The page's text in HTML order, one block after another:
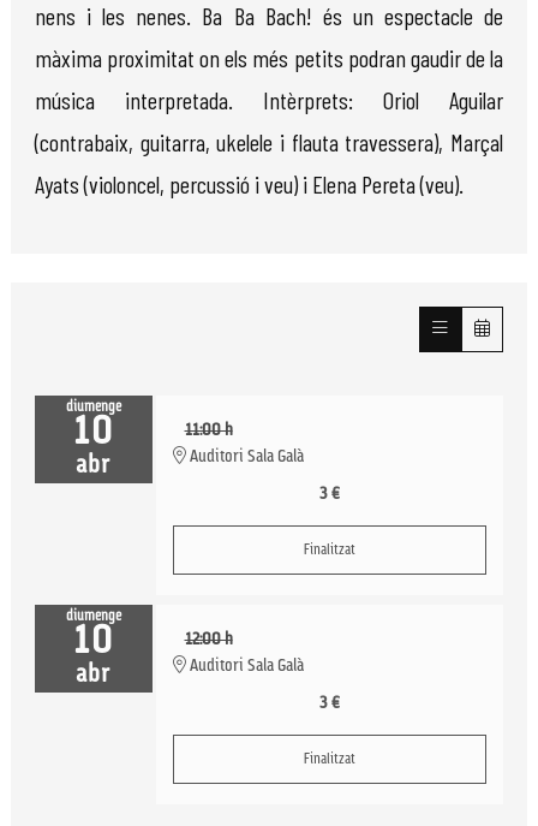
nens i les nenes. Ba Ba Bach! és un espectacle de
màxima proximitat on els més petits podran gaudir de la
música interpretada. Intèrprets: Oriol Aguilar
(contrabaix, guitarra, ukelele i flauta travessera), Marçal
Ayats (violoncel, percussió i veu) i Elena Pereta (veu).
diumenge
10
abr
11:00 h
Auditori Sala Galà
3 €
Finalitzat
diumenge
10
abr
12:00 h
Auditori Sala Galà
3 €
Finalitzat